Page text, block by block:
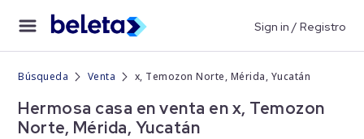
Sign in / Registro
Búsqueda Venta x, Temozon Norte, Mérida, Yucatán
Hermosa casa en venta en x, Temozon
Norte, Mérida, Yucatán